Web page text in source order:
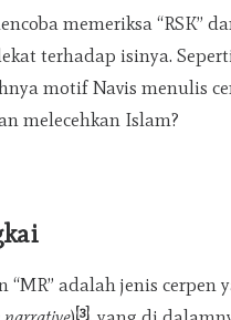
memeriksa “RSK”
terhadap isinya.
motif Navis menulis
melecehkan Islam?
“MR” adalah jenis
[3]